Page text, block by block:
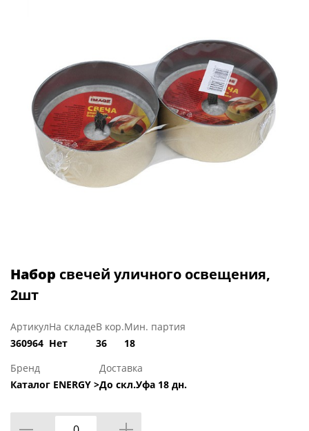
Набор свечей уличного освещения,
2шт
Артикул
360964
На складе
Нет
В кор.
36
Мин. партия
18
Бренд
Каталог ENERGY >
Доставка
До скл.Уфа 18 дн.